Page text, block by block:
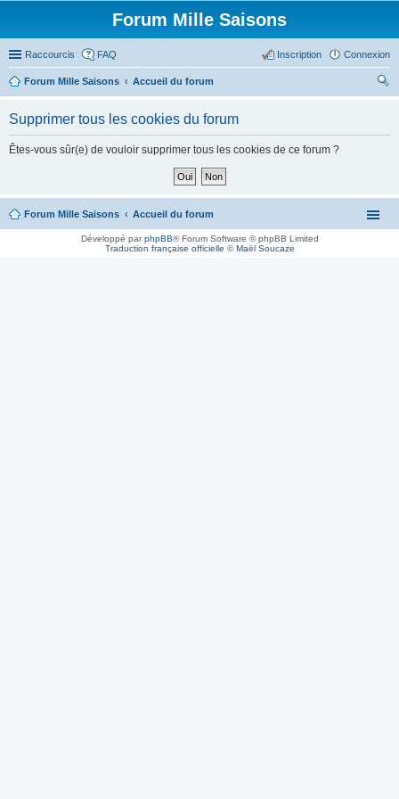
Forum Mille Saisons
Raccourcis FAQ Connexion
Inscription
Forum Mille Saisons
Accueil du forum
Supprimer tous les cookies du forum
Êtes-vous sûr(e) de vouloir supprimer tous les cookies de ce forum ?
Forum Mille Saisons Accueil du forum
Développé parphpBB® Forum Software © phpBB Limited
Traduction française officielle ©Maël Soucaze